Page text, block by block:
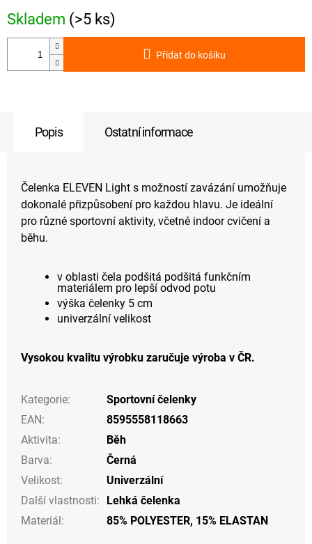
Skladem (>5 ks)
Přidat do košíku
Popis Ostatní informace
Čelenka ELEVEN Light s možností zavázání umožňuje
dokonalé přizpůsobení pro každou hlavu. Je ideální
pro různé sportovní aktivity, včetně indoor cvičení a
běhu.
v oblasti čela podšitá podšitá funkčním
materiálem pro lepší odvod potu
výška čelenky 5 cm
univerzální velikost
Vysokou kvalitu výrobku zaručuje výroba v ČR.
Kategorie:
Sportovní čelenky
EAN:
8595558118663
Aktivita:
Běh
Barva:
Černá
Velikost:
Univerzální
Další vlastnosti:
Lehká čelenka
Materiál : 85% POLYESTER, 15% ELASTAN